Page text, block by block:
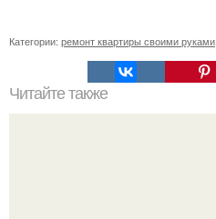
Категории: ремонт квартиры своими руками
Читайте также